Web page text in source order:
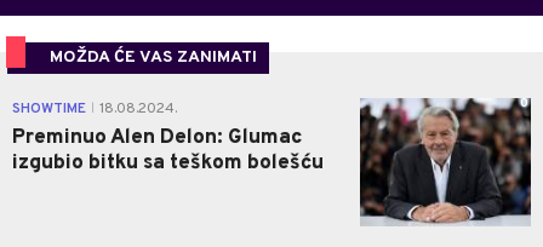
MOŽDA ĆE VAS ZANIMATI
SHOWTIME 18.08.2024.
Preminuo Alen Delon: Glumac
izgubio bitku sa teškom bolešću
0